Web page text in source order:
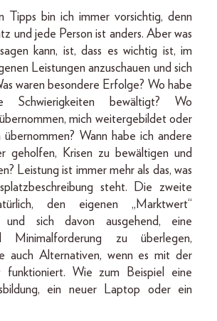
Tipps bin ich immer vorsichtig, denn
und jede Person ist anders. Aber was
kann, ist, dass es wichtig ist, im
Leistungen anzuschauen und sich
waren besondere Erfolge? Wo habe
Schwierigkeiten bewältigt? Wo
mich weitergebildet oder
Wann habe ich andere
geholfen, Krisen zu bewältigen und
Leistung ist immer mehr als das, was
steht. Die zweite
den eigenen „Marktwert“
und sich davon ausgehend, eine
Minimalforderung zu überlegen,
auch Alternativen, wenn es mit der
funktioniert. Wie zum Beispiel eine
ein neuer Laptop oder ein